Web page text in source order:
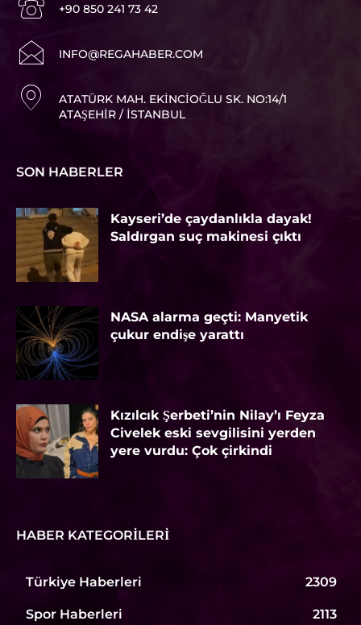
+90 850 241 73 42
INFO@REGAHABER.COM
ATATÜRK MAH. EKINCIOĞLU SK. NO:14/1
ATAŞEHIR / İSTANBUL
SON HABERLER
Kayseri’de çaydanlıkla dayak!
Saldırgan suç makinesi çıktı
NASA alarma geçti: Manyetik
çukur endişe yarattı
Kızılcık Şerbeti’nin Nilay’ı Feyza
Civelek eski sevgilisini yerden
yere vurdu: Çok çirkindi
HABER KATEGORILERI
Türkiye Haberleri 2309
Spor Haberleri 2113